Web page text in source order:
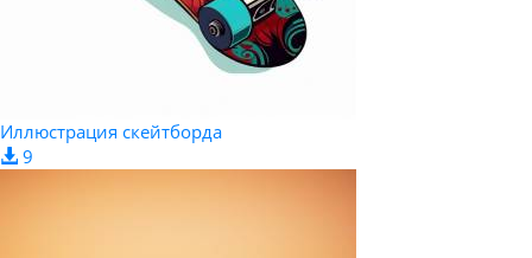
Иллюстрация скейтборда
9